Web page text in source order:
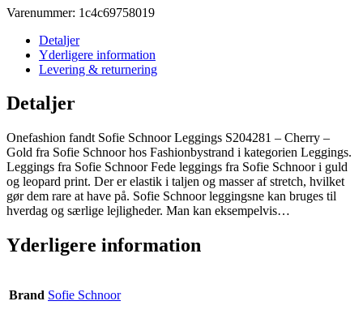
Varenummer: 1c4c69758019
Detaljer
Yderligere information
Levering & returnering
Detaljer
Onefashion fandt Sofie Schnoor Leggings S204281 – Cherry –
Gold fra Sofie Schnoor hos Fashionbystrand i kategorien Leggings.
Leggings fra Sofie Schnoor Fede leggings fra Sofie Schnoor i guld
og leopard print. Der er elastik i taljen og masser af stretch, hvilket
gør dem rare at have på. Sofie Schnoor leggingsne kan bruges til
hverdag og særlige lejligheder. Man kan eksempelvis…
Yderligere information
Brand Sofie Schnoor